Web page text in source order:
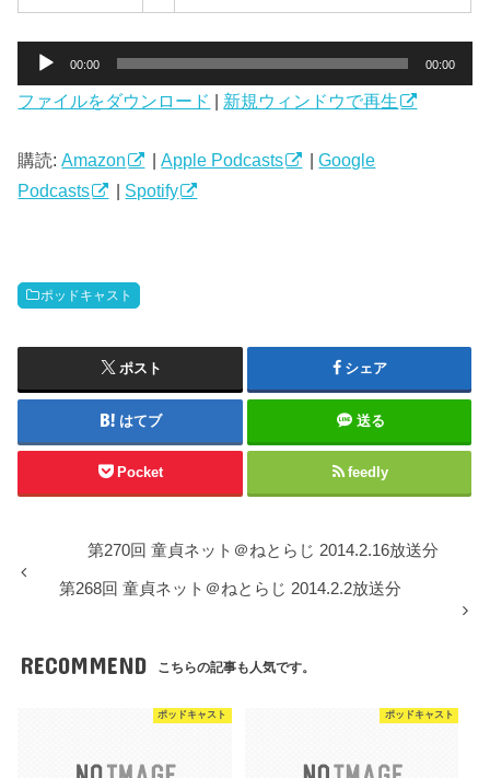
プ
ー
ヤ
00:00 00:00
ファイルをダウンロード | 新規ウィンドウで再生
購読:Amazon |Apple Podcasts |Google
Podcasts
Spotify
ポッドキャスト
ポスト シェア
はてブ 送る
Pocket feedly
第270回 童貞ネット＠ねとらじ 2014.2.16放送分
第268回 童貞ネット＠ねとらじ 2014.2.2放送分
RECOMMEND こちらの記事も人気です。
ポッドキャスト ポッドキャスト